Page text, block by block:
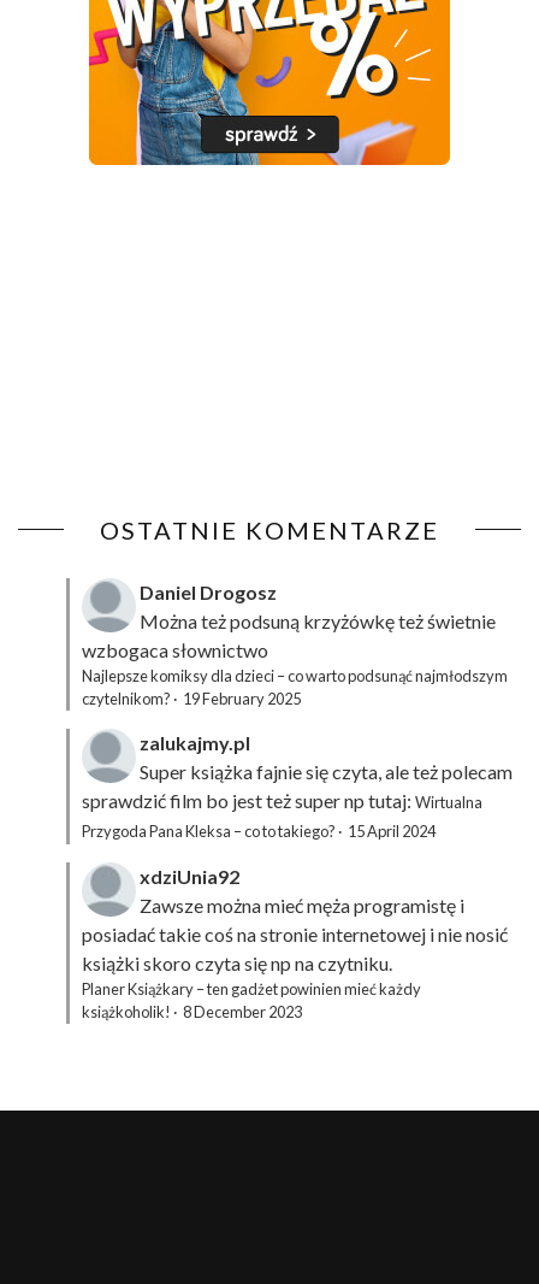
OSTATNIE KOMENTARZE
Daniel Drogosz
Można też podsuną krzyżówkęteż świetnie
wzbogaca słownictwo
Najlepsze komiksy dla dzieci – co warto podsunąć najmłodszym
czytelnikom? · 19 February 2025
zalukajmy.pl
Super książka fajnie się czyta, ale też polecam
sprawdzić film bo jest też super np tutaj: Wirtualna
Przygoda Pana Kleksa – co to takiego? · 15 April 2024
xdziUnia92
Zawsze można mieć męża programistę i
posiadać takie coś na stronie internetowej i nie nosić
książki skoro czyta się np na czytniku.
Planer Książkary – ten gadżet powinien mieć każdy
książkoholik! · 8 December 2023